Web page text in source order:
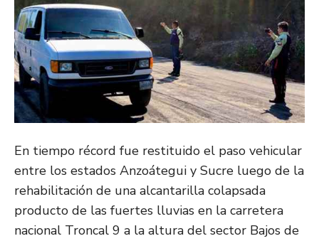
En tiempo récord fue restituido el paso vehicular
entre los estados Anzoátegui y Sucre luego de la
rehabilitación de una alcantarilla colapsada
producto de las fuertes lluvias en la carretera
nacional Troncal 9 a la altura del sector Bajos de